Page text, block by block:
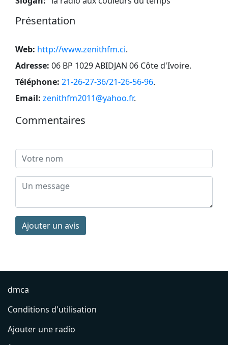
Présentation
Web: http://www.zenithfm.ci.
Adresse: 06 BP 1029 ABIDJAN 06 Côte d'Ivoire.
Téléphone: 21-26-27-36/21-26-56-96.
Email: zenithfm2011@yahoo.fr.
Commentaires
Ajouter un avis
dmca
Conditions d'utilisation
Ajouter une radio